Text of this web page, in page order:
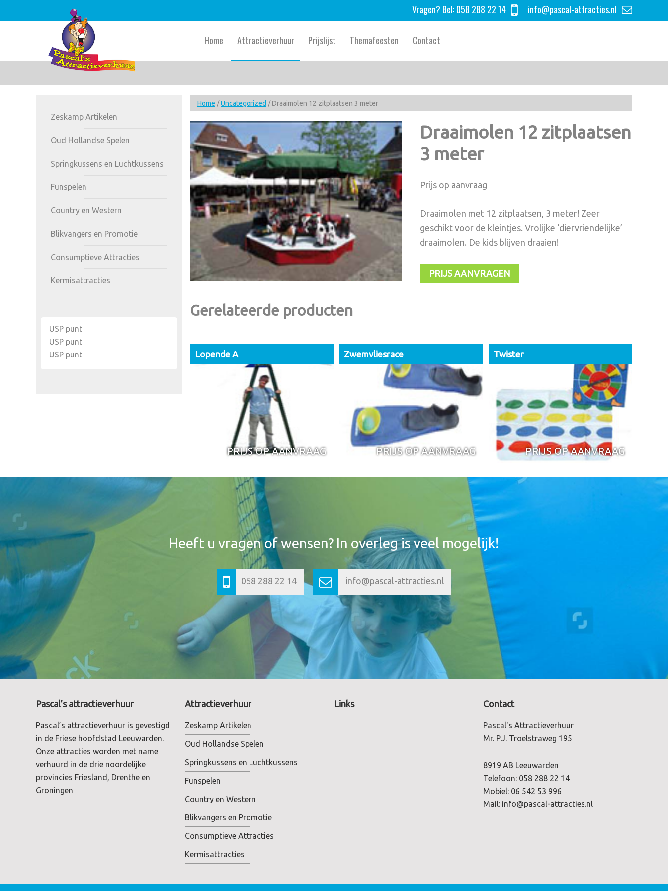
to
to
to
Vragen? Bel:058 288 22 14 info@pascal-attracties.nl
Home Attractieverhuur Prijslijst Themafeesten Contact
Home /Uncategorized / Draaimolen 12 zitplaatsen 3 meter
Draaimolen 12 zitplaatsen
3 meter
Prijs op aanvraag
Draaimolen met 12 zitplaatsen, 3 meter! Zeer
geschikt voor de kleintjes. Vrolijke ‘diervriendelijke’
draaimolen. De kids blijven draaien!
PRIJS AANVRAGEN
Gerelateerde producten
Lopende A
PRIJS OP AANVRAAG
Zwemvliesrace
PRIJS OP AANVRAAG
Twister
PRIJS OP AANVRAAG
Sidebar
Zeskamp Artikelen
Oud Hollandse Spelen
Springkussens en Luchtkussens
Funspelen
Country en Western
Blikvangers en Promotie
Consumptieve Attracties
Kermisattracties
USP punt
USP punt
USP punt
Header
Heeft u vragen of wensen? In overleg is veel mogelijk!
058 288 22 14 info@pascal-attracties.nl
Footer
Pascal’s attractieverhuur
Pascal’s attractieverhuur is gevestigd
in de Friese hoofdstad Leeuwarden.
Onze attracties worden met name
verhuurd in de drie noordelijke
provincies Friesland, Drenthe en
Groningen
Attractieverhuur
Zeskamp Artikelen
Oud Hollandse Spelen
Springkussens en Luchtkussens
Funspelen
Country en Western
Blikvangers en Promotie
Consumptieve Attracties
Kermisattracties
Links Contact
Pascal's Attractieverhuur
Mr. P.J. Troelstraweg 195
8919 AB Leeuwarden
Telefoon: 058 288 22 14
Mobiel: 06 542 53 996
Mail: info@pascal-attracties.nl